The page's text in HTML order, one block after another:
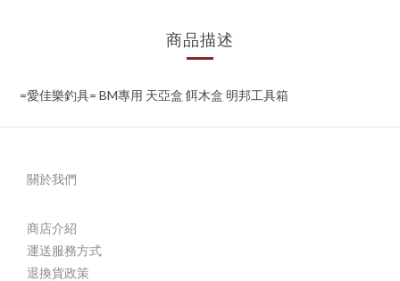
商品描述
=愛佳樂釣具= BM專用 天亞盒 餌木盒 明邦工具箱
關於我們
商店介紹
運送服務方式
退換貨政策